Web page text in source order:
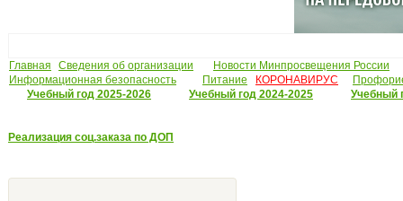
Главная Сведения об организации
Новости Минпросвещения России
Информационная безопасность
Питание КОРОНАВИРУС
Учебный год 2025-2026
Учебный год 2024-2025 Учебный
Реализация соц.заказа по ДОП